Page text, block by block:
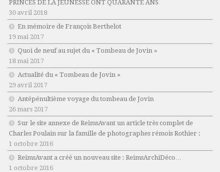
PRINCES DE LA JEUNESSE ONT QUARANTE ANS
30 avril 2018
En mémoire de François Berthelot
19 mai 2017
Quoi de neuf au sujet du « Tombeau de Jovin »
18 mai 2017
Actualité du « Tombeau de Jovin »
29 avril 2017
Antépénultième voyage du tombeau de Jovin
26 mars 2017
Sur le site annexe de ReimsAvant un article très complet de
Charles Poulain sur la famille de photographes rémois Rothier :
1 octobre 2016
ReimsAvant a créé un nouveau site : ReimsArchiDéco…
1 octobre 2016